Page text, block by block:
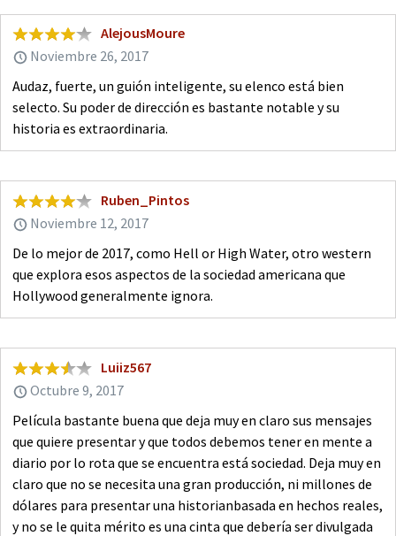
AlejousMoure
Noviembre 26, 2017
Audaz, fuerte, un guión inteligente, su elenco está bien
selecto. Su poder de dirección es bastante notable y su
historia es extraordinaria.
Ruben_Pintos
Noviembre 12, 2017
De lo mejor de 2017, como Hell or High Water, otro western
que explora esos aspectos de la sociedad americana que
Hollywood generalmente ignora.
Luiiz567
Octubre 9, 2017
Película bastante buena que deja muy en claro sus mensajes
que quiere presentar y que todos debemos tener en mente a
diario por lo rota que se encuentra está sociedad. Deja muy en
claro que no se necesita una gran producción, ni millones de
dólares para presentar una historianbasada en hechos reales,
y no se le quita mérito es una cinta que debería ser divulgada